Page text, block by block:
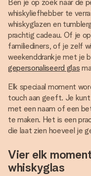
Ben je op zoek naar de
whiskyliefhebber te
whiskyglazen en
prachtig cadeau. Of je
familiediners, of je zelf
weekenddrankje met je
gepersonaliseerd glas
Elk speciaal moment
touch aan geeft. Je
met een naam of een
te maken. Het is een
die laat zien hoeveel je
Vier elk
whiskyglas